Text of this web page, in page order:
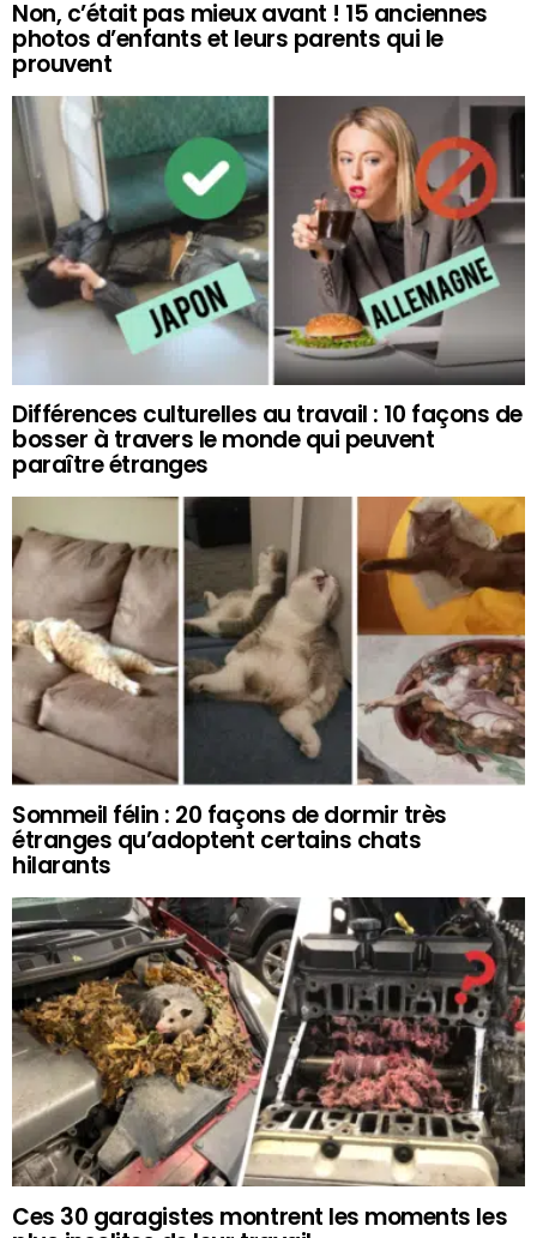
Non, c’était pas mieux avant ! 15 anciennes
photos d’enfants et leurs parents qui le
prouvent
Différences culturelles au travail : 10 façons de
bosser à travers le monde qui peuvent
paraître étranges
Sommeil félin : 20 façons de dormir très
étranges qu’adoptent certains chats
hilarants
Ces 30 garagistes montrent les moments les